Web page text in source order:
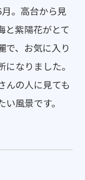
。高台から見
と紫陽花がとて
で、お気に入り
になりました。
んの人に見ても
い風景です。